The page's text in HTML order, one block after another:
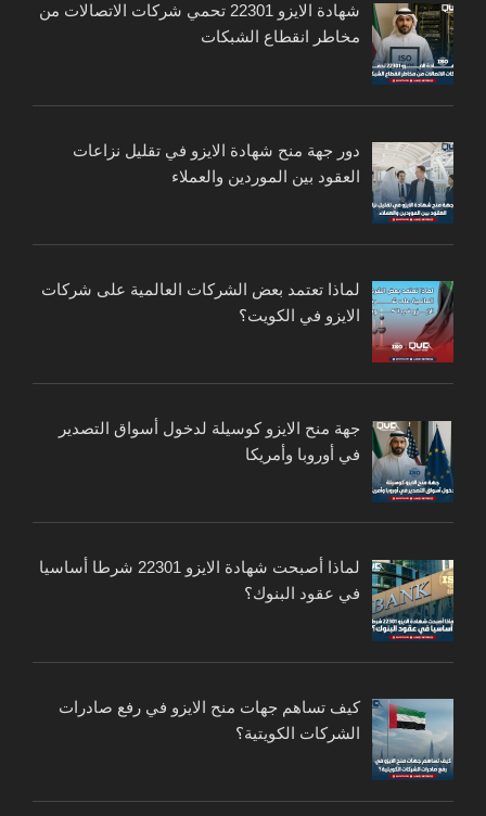
شهادة الايزو 22301 تحمي شركات الاتصالات من
مخاطر انقطاع الشبكات
دور جهة منح شهادة الايزو في تقليل نزاعات
العقود بين الموردين والعملاء
لماذا تعتمد بعض الشركات العالمية على شركات
الايزو في الكويت؟
جهة منح الايزو كوسيلة لدخول أسواق التصدير
في أوروبا وأمريكا
لماذا أصبحت شهادة الايزو 22301 شرطا أساسيا
في عقود البنوك؟
كيف تساهم جهات منح الايزو في رفع صادرات
الشركات الكويتية؟